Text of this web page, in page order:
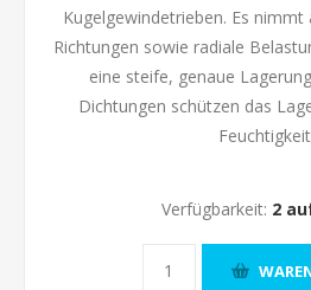
Kugelgewindetrieben. Es
Richtungen sowie radiale
eine steife, genaue
Dichtungen schützen das
Verfügbarkeit: 2